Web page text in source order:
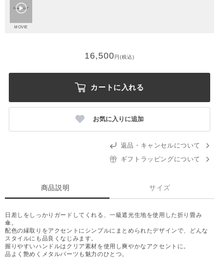
MOVIE
16,500円(税込)
カートに入れる
お気に入りに追加
返品・キャンセルについて
ギフトラッピングについて
商品説明 サイズ
日差しをしっかりガードしてくれる、一級遮光生地を使用した折り畳み
傘。
配色の縁取りをアクセントにシンプルにまとめられたデザインで、どんな
スタイルにも品良くなじみます。
握りやすいハンドルはクリア素材を使用し爽やかなアクセントに。
品よく艶めくメタルパーツも魅力のひとつ。